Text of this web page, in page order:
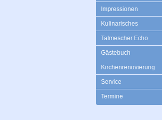
Impressionen
Kulinarisches
Talmescher Echo
Gästebuch
Kirchenrenovierung
Service
Termine